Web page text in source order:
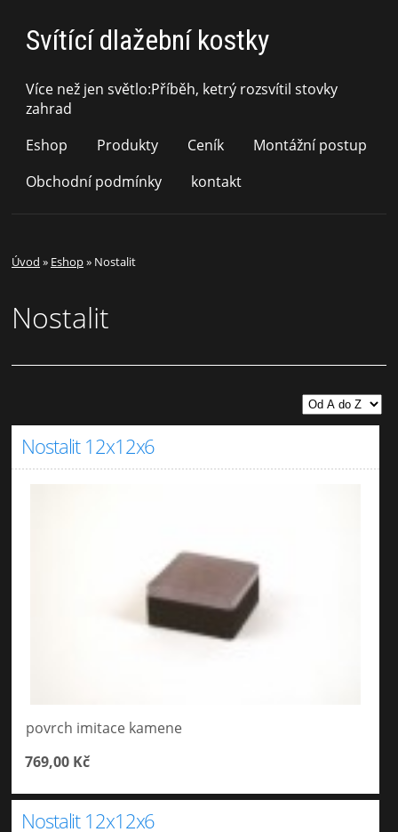
Svítící dlažební kostky
Více než jen světlo:Příběh, ketrý rozsvítil stovky
zahrad
Eshop
Produkty Ceník
Montážní postup
Obchodní podmínky
kontakt
Úvod » Eshop» Nostalit
Nostalit
Nostalit 12x12x6
povrch imitace kamene
769,00 Kč
Nostalit 12x12x6